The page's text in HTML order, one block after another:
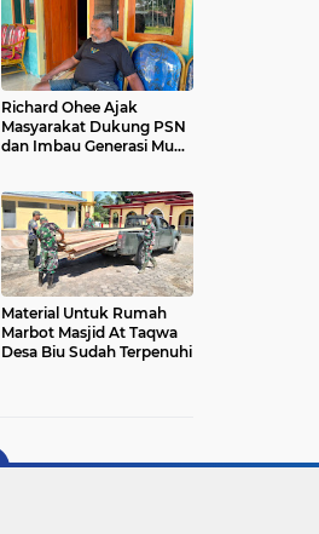
Richard Ohee Ajak
Masyarakat Dukung PSN
dan Imbau Generasi Muda
Material Untuk Rumah
Marbot Masjid At Taqwa
Desa Biu Sudah Terpenuhi